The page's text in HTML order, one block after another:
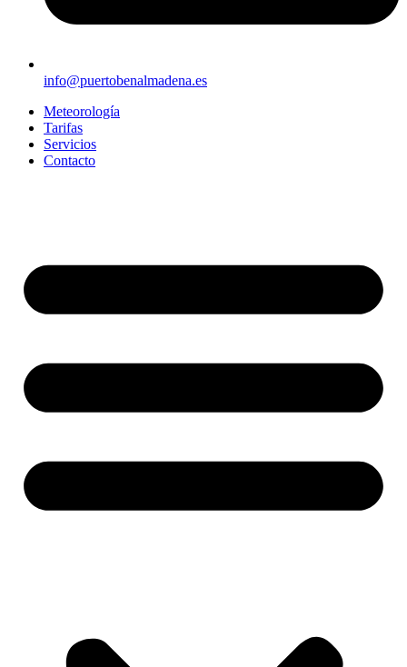
info@puertobenalmadena.es
Meteorología
Tarifas
Servicios
Contacto